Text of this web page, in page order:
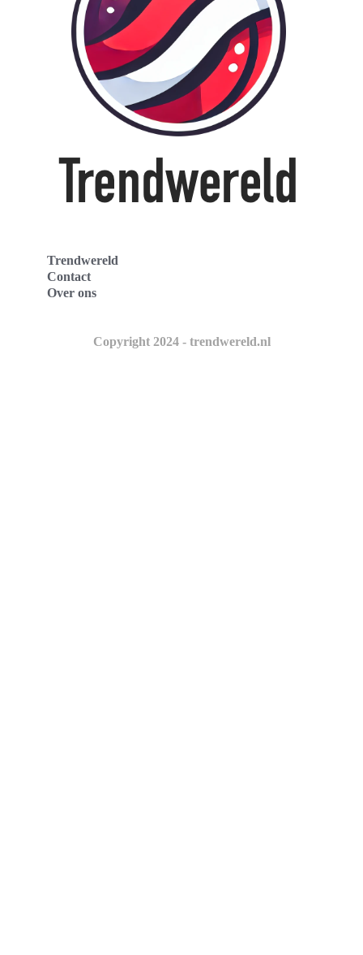
Trendwereld
Contact
Over ons
Copyright 2024 - trendwereld.nl